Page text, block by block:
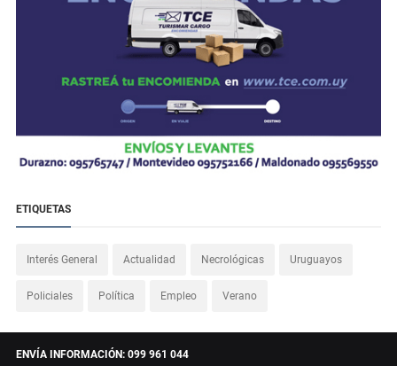
ETIQUETAS
Interés General Actualidad Necrológicas Uruguayos
Policiales Política Empleo Verano
ENVÍA INFORMACIÓN: 099 961 044